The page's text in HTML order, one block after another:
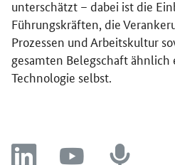
unterschätzt – dabei ist die
Führungskräften, die
Prozessen und Arbeitskultur
gesamten Belegschaft
Technologie selbst.
linkedin youtube